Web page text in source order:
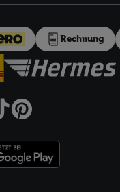
Rechnung
Telekommunikations-
Werbung.
der Angebote.
Quellen.
Verwendung